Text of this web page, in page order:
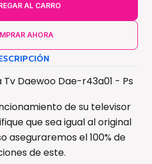
AL CARRO
AHORA
Daewoo Dae-r43a01 - Ps
de su televisor
que sea igual al original
aseguraremos el 100% de
de este.